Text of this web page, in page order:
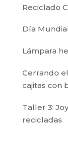
Reciclado
Día
Lámpara
Cerrando
cajitas con
Taller 3:
recicladas